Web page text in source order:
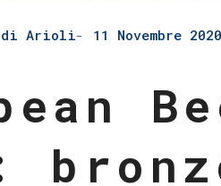
di Arioli 11 Novembre 2020